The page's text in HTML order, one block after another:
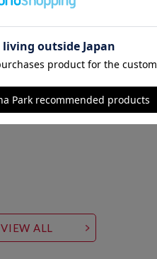
ブスからインスパイア
2010年以来、ポーラー
間のギャップを埋めて
く実用的なアウトドア
オレゴン州ポートラン
VIEW ALL